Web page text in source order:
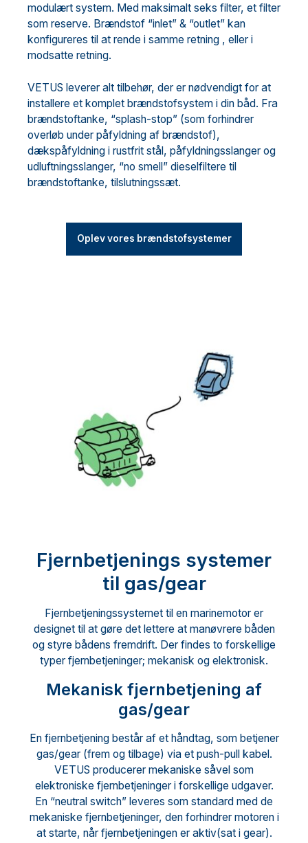
modulært system. Med maksimalt seks filter, et filter
som reserve. Brændstof “inlet” & “outlet” kan
konfigureres til at rende i samme retning , eller i
modsatte retning.
VETUS leverer alt tilbehør, der er nødvendigt for at
installere et komplet brændstofsystem i din båd. Fra
brændstoftanke, “splash-stop” (som forhindrer
overløb under påfyldning af brændstof),
dækspåfyldning i rustfrit stål, påfyldningsslanger og
udluftningsslanger, “no smell” dieselfiltere til
brændstoftanke, tilslutningssæt.
Oplev vores brændstofsystemer
Fjernbetjenings systemer
til gas/gear
Fjernbetjeningssystemet til en marinemotor er
designet til at gøre det lettere at manøvrere båden
og styre bådens fremdrift. Der findes to forskellige
typer fjernbetjeninger; mekanisk og elektronisk.
Mekanisk fjernbetjening af
gas/gear
En fjernbetjening består af et håndtag, som betjener
gas/gear (frem og tilbage) via et push-pull kabel.
VETUS producerer mekaniske såvel som
elektroniske fjernbetjeninger i forskellige udgaver.
En “neutral switch” leveres som standard med de
mekaniske fjernbetjeninger, den forhindrer motoren i
at starte, når fjernbetjeningen er aktiv(sat i gear).